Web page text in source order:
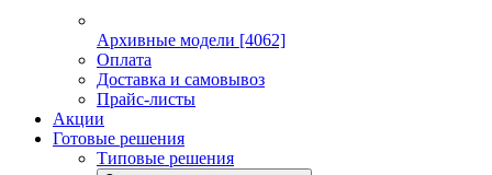
Архивные модели [4062]
Оплата
Доставка и самовывоз
Прайс-листы
Акции
Готовые решения
Типовые решения